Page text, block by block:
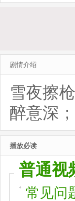
剧情介绍
雪夜擦
醉意深
播放必读
普通视
常见问